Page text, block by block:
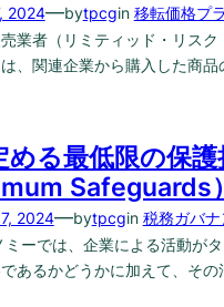
2024—bytpcgin 移転価格プ
業者（リミティッド・リスク
、関連企業から購入した商品
める最低限の保護
Safeguards）
2024—bytpcgin 税務ガバナ
ミーでは、企業による活動が
あるかどうかに加えて、その